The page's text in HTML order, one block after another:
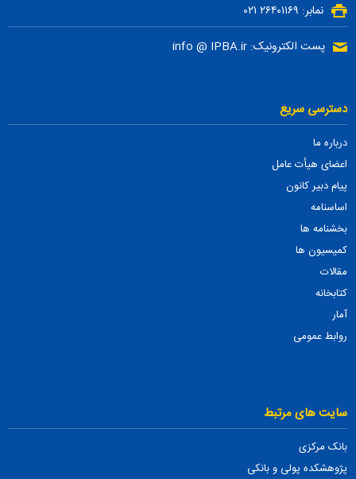
نمابر: ۲۶۴۰۱۱۶۹ ۰۲۱
پست الکترونیک: info @ IPBA.ir
دسترسی سریع
درباره ما
اعضای هیأت عامل
پیام دبیر کانون
اساسنامه
بخشنامه ها
کمیسیون ها
مقالات
کتابخانه
آمار
روابط عمومی
سایت های مرتبط
بانک مرکزی
پژوهشکده پولی و بانکی